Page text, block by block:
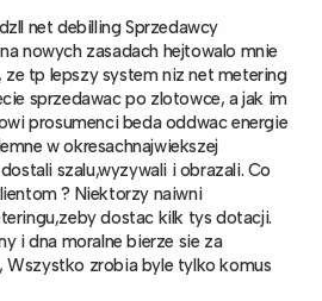
net debilling Sprzedawcy
nowych zasadach hejtowalo mnie
ze tp lepszy system niz net metering
sprzedawac po zlotowce, a jak im
prosumenci beda oddwac energie
w okresachnajwiekszej
szalu,wyzywali i obrazali. Co
? Niektorzy naiwni
dostac kilk tys dotacji.
i dna moralne bierze sie za
Wszystko zrobia byle tylko komus